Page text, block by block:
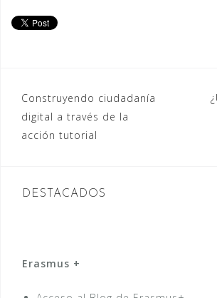
Navegación
de
Construyendo ciudadanía
digital a través de la
acción tutorial
DESTACADOS
Erasmus +